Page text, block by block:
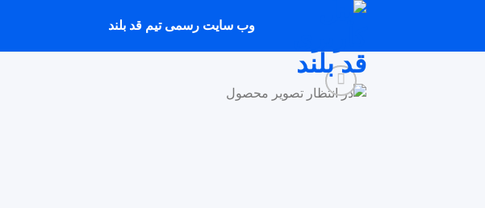
content
وب سایت رسمی تیم قد بلند